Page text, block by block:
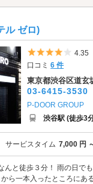
ル ゼロ)
5つ
4.35
口コミ6 件
東京都渋谷区道玄
03-6415-3530
P-DOOR GROUP
渋谷駅 (徒歩3
サービスタイム 7,000 円
んと徒歩３分！ 雨の日で
ら一本入ったところにあ